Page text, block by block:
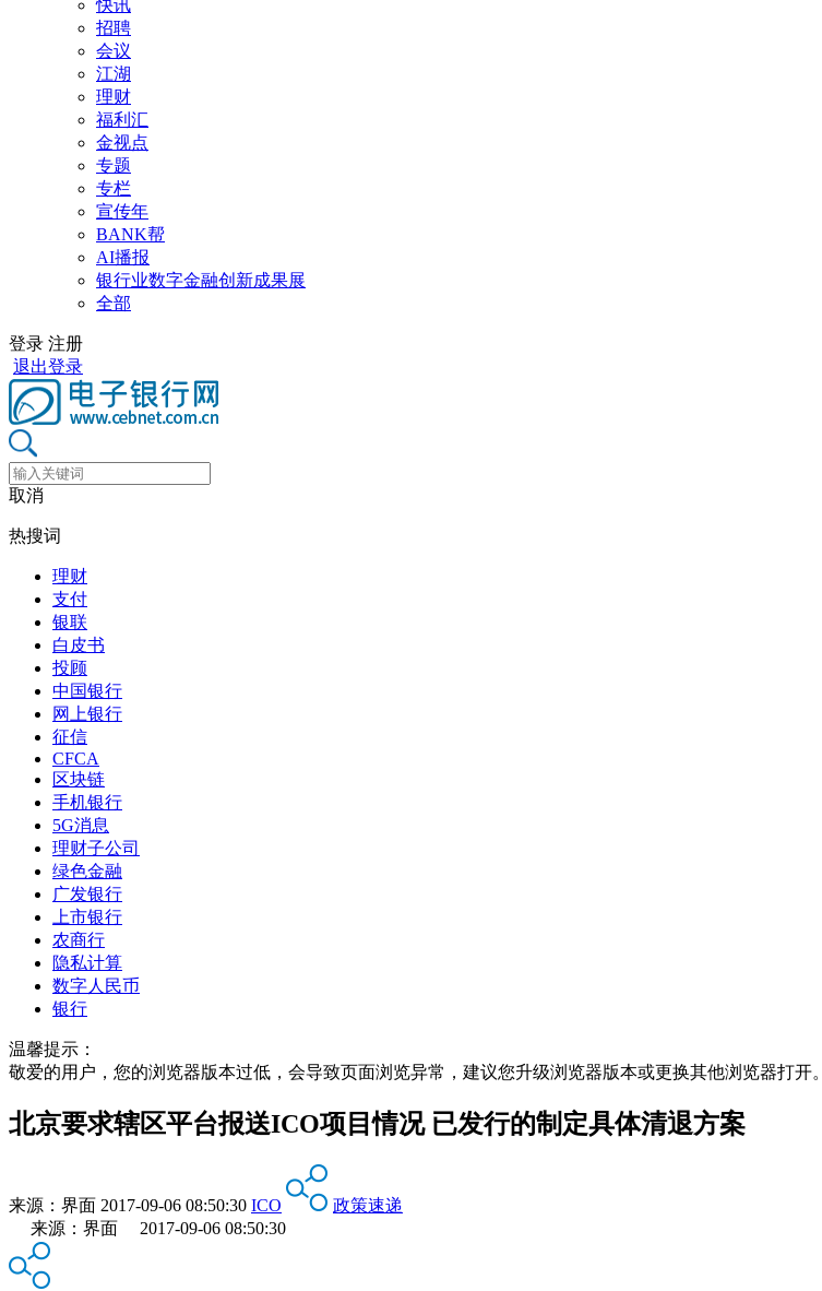
快讯
招聘
会议
江湖
理财
福利汇
金视点
专题
专栏
宣传年
BANK帮
AI播报
银行业数字金融创新成果展
全部
登录 注册
退出登录
取消
热搜词
理财
支付
银联
白皮书
投顾
中国银行
网上银行
征信
CFCA
区块链
手机银行
5G消息
理财子公司
绿色金融
广发银行
上市银行
农商行
隐私计算
数字人民币
银行
温馨提示：
敬爱的用户，您的浏览器版本过低，会导致页面浏览异常，建议您升级浏览器版本或更换其他浏览器打开。
北京要求辖区平台报送ICO项目情况 已发行的制定具体清退方案
来源： 界面 2017-09-06 08:50:30 ICO
政策速递
来源：界面 2017-09-06 08:50:30